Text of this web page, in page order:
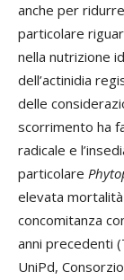
anche per
particolare
nella nutrizione
dell’actinidia
delle
scorrimento ha
radicale e
particolare
elevata
concomitanza
anni precedenti
UniPd,